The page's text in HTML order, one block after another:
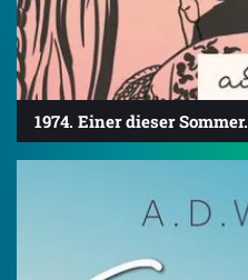
1974. Einer dieser Sommer.